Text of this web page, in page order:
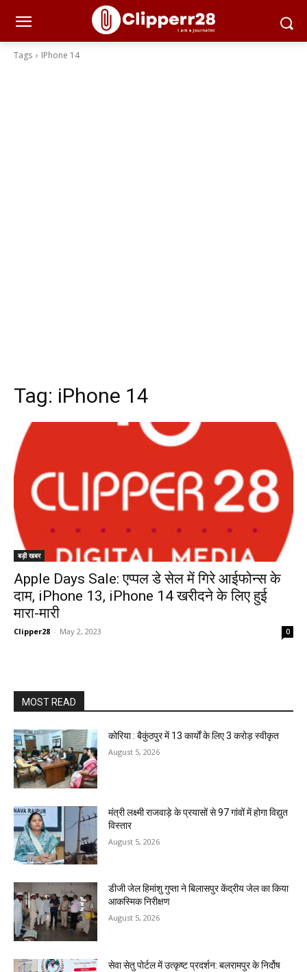
Tags IPhone 14
Tag: iPhone 14
बड़ी खबर
Apple Days Sale: एप्पल डे सेल में गिरे आईफोन्स के
दाम, iPhone 13, iPhone 14 खरीदने के लिए हुई
मारा-मारी
Clipper28 - May 2, 2023 0
MOST READ
कोरिया : बैकुंठपुर में 13 कार्यों के लिए 3 करोड़ स्वीकृत
August 5, 2026
मंत्री लक्ष्मी राजवाड़े के प्रयासों से 97 गांवों में होगा विद्युत
विस्तार
August 5, 2026
डीजी जेल हिमांशु गुप्ता ने बिलासपुर केंद्रीय जेल का किया
आकस्मिक निरीक्षण
August 5, 2026
सेवा सेतु पोर्टल में उत्कृष्ट प्रदर्शन: बलरामपुर के निर्दोष